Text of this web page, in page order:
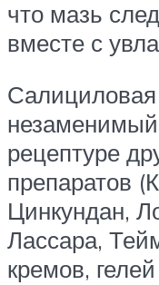
что мазь
вместе с
Салициловая
рецептуре
препаратов
Цинкундан,
Лассара,
кремов,